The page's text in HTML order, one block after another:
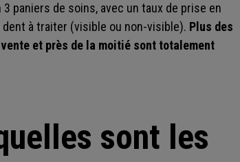
paniers de soins, avec un taux de prise en
à traiter (visible ou non-visible). Plus des
et près de la moitié sont totalement
sont les